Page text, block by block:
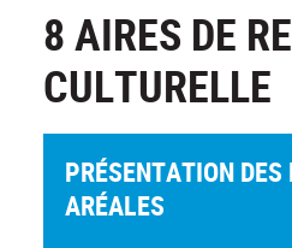
8 AIRES DE
CULTURELLE
PRÉSENTATION DES
ARÉALES